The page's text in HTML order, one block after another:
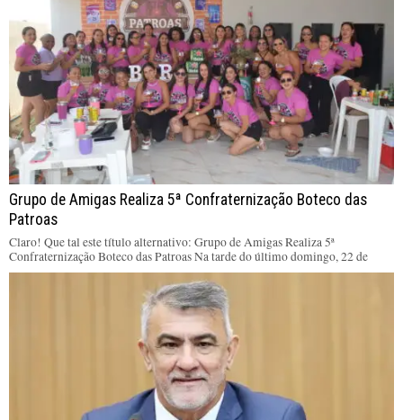
Grupo de Amigas Realiza 5ª Confraternização Boteco das
Patroas
Claro! Que tal este título alternativo: Grupo de Amigas Realiza 5ª
Confraternização Boteco das Patroas Na tarde do último domingo, 22 de